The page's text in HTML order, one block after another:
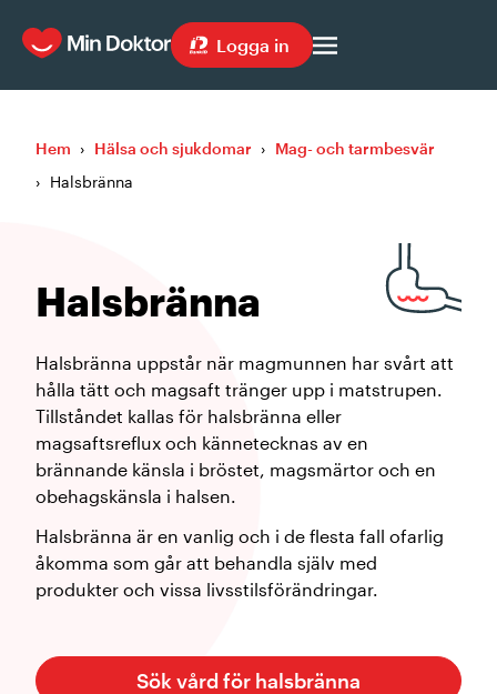
Logga in
Hem › Hälsa och sjukdomar › Mag- och tarmbesvär
› Halsbränna
Halsbränna
Halsbränna uppstår när magmunnen har svårt att
hålla tätt och magsaft tränger upp i matstrupen.
Tillståndet kallas för halsbränna eller
magsaftsreflux och kännetecknas av en
brännande känsla i bröstet, magsmärtor och en
obehagskänsla i halsen.
Halsbränna är en vanlig och i de flesta fall ofarlig
åkomma som går att behandla själv med
produkter och vissa livsstilsförändringar.
Sök vård för halsbränna